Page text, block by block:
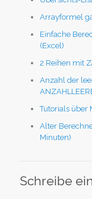
Arrayformel
Einfache
(Excel)
2 Reihen mit
Anzahl der
Tutorials über
Alter
Minuten)
Schreibe